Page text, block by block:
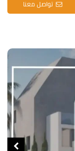
تواصل معنا